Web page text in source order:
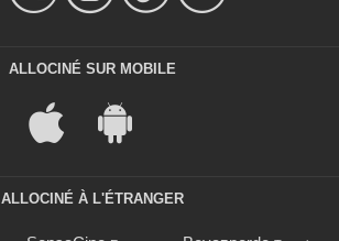
ALLOCINÉ SUR MOBILE
ALLOCINÉ À L'ÉTRANGER